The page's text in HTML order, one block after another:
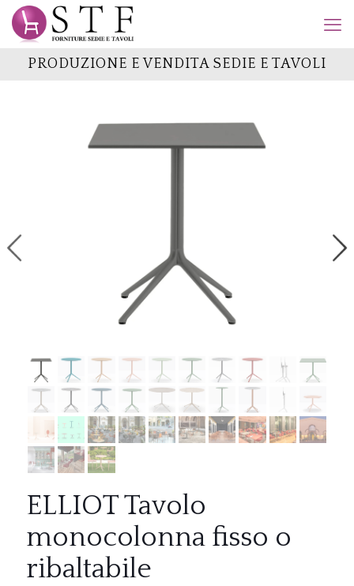
PRODUZIONE E VENDITA SEDIE E TAVOLI
ELLIOT Tavolo
monocolonna fisso o
ribaltabile